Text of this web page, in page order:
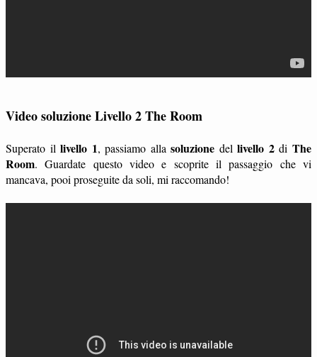
Video soluzione Livello 2 The Room
Superato illivello 1, passiamo allasoluzione dellivello 2diThe
Room. Guardate questo video e scoprite il passaggio che vi
mancava, pooi proseguite da soli, mi raccomando!